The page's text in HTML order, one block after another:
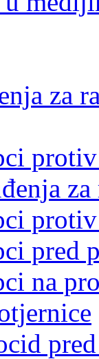
za
pred
na